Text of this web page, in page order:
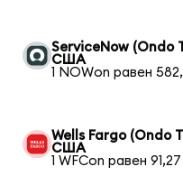
ServiceNow (Ondo
США
1 NOWon равен
Wells Fargo (Ondo
США
1 WFCon равен 91,27